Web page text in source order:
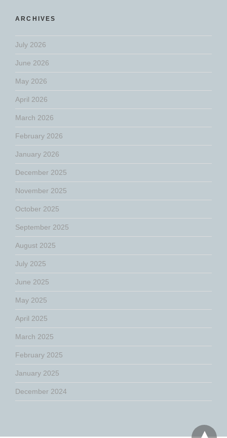
ARCHIVES
July 2026
June 2026
May 2026
April 2026
March 2026
February 2026
January 2026
December 2025
November 2025
October 2025
September 2025
August 2025
July 2025
June 2025
May 2025
April 2025
March 2025
February 2025
January 2025
December 2024